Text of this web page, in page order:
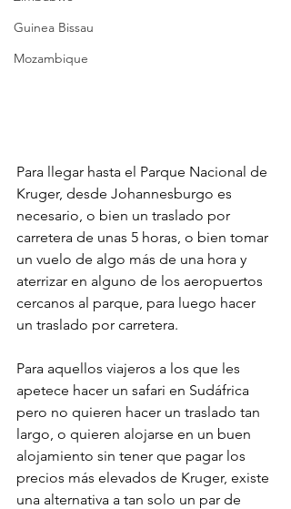
Guinea Bissau
Mozambique
Para llegar hasta el Parque Nacional de
Kruger, desde Johannesburgo es
necesario, o bien un traslado por
carretera de unas 5 horas, o bien tomar
un vuelo de algo más de una hora y
aterrizar en alguno de los aeropuertos
cercanos al parque, para luego hacer
un traslado por carretera.
Para aquellos viajeros a los que les
apetece hacer un safari en Sudáfrica
pero no quieren hacer un traslado tan
largo, o quieren alojarse en un buen
alojamiento sin tener que pagar los
precios más elevados de Kruger, existe
una alternativa a tan solo un par de